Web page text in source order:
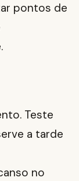
pontos de
Teste
a tarde
no